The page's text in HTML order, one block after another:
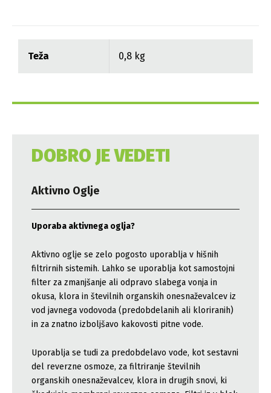
Teža 0,8 kg
DOBRO JE VEDETI
Aktivno Oglje
Uporaba aktivnega oglja?
Aktivno oglje se zelo pogosto uporablja v hišnih
filtrirnih sistemih. Lahko se uporablja kot samostojni
filter za zmanjšanje ali odpravo slabega vonja in
okusa, klora in številnih organskih onesnaževalcev iz
vod javnega vodovoda (predobdelanih ali kloriranih)
in za znatno izboljšavo kakovosti pitne vode.
Uporablja se tudi za predobdelavo vode, kot sestavni
del reverzne osmoze, za filtriranje številnih
organskih onesnaževalcev, klora in drugih snovi, ki